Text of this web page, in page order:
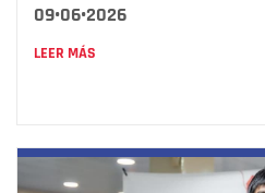
09•06•2026
LEER MÁS